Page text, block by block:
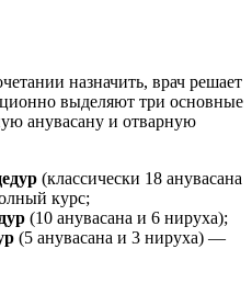
назначить, врач решает
выделяют три основные
анувасану и отварную
(классически 18 анувасана
курс;
(10 анувасана и 6 нируха);
(5 анувасана и 3 нируха) —